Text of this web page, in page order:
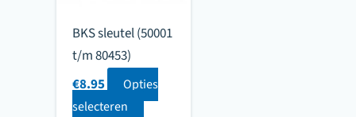
BKS sleutel (50001
t/m 80453)
€8.95
Opties
selecteren